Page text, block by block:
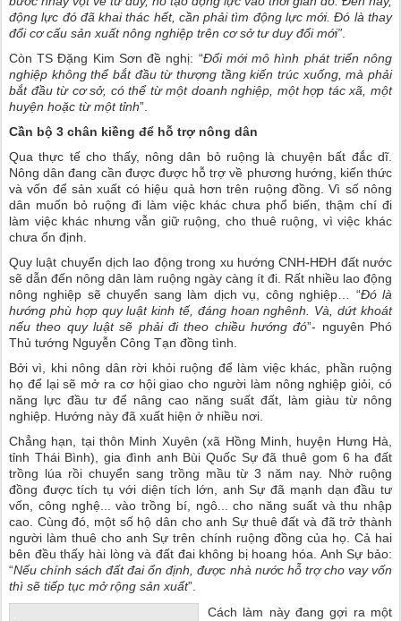
động lực đó đã khai thác hết, cần phải tìm động lực mới. Đó là thay
đổi cơ cấu sản xuất nông nghiệp trên cơ sở tư duy đổi mới”
Còn TS Đặng Kim Sơn đề nghị: “Đổi mới mô hình phát triển nông
nghiệp không thể bắt đầu từ thượng tầng kiến trúc xuống, mà phải
bắt đầu từ cơ sở, có thể từ một doanh nghiệp, một hợp tác xã, một
huyện hoặc từ một tỉnh”.
Cần bộ 3 chân kiềng để hỗ trợ nông dân
Qua thực tế cho thấy, nông dân bỏ ruộng là chuyện bất đắc dĩ.
Nông dân đang cần được được hỗ trợ về phương hướng, kiến thức
và vốn để sản xuất có hiệu quả hơn trên ruộng đồng. Vì số nông
dân muốn bỏ ruộng đi làm việc khác chưa phổ biến, thậm chí đi
làm việc khác nhưng vẫn giữ ruộng, cho thuê ruộng, vì việc khác
chưa ổn định.
Quy luật chuyển dịch lao động trong xu hướng CNH-HĐH đất nước
sẽ dẫn đến nông dân làm ruộng ngày càng ít đi. Rất nhiều lao động
nông nghiệp sẽ chuyển sang làm dịch vụ, công nghiệp… “Đó là
hướng phù hợp quy luật kinh tế, đáng hoan nghênh.
Và, dứt khoát
nếu theo quy luật sẽ phải đi theo chiều hướng đó”- nguyên Phó
Thủ tướng Nguyễn Công Tạn đồng tình.
Bởi vì, khi nông dân rời khỏi ruộng để làm việc khác, phần ruộng
họ để lại sẽ mở ra cơ hội giao cho người làm nông nghiệp giỏi, có
năng lực đầu tư để nâng cao năng suất đất, làm giàu từ nông
nghiệp. Hướng này đã xuất hiện ở nhiều nơi.
Chẳng hạn, tại thôn Minh Xuyên (xã Hồng Minh, huyện Hưng Hà,
tỉnh Thái Bình), gia đình anh Bùi Quốc Sự đã thuê gom 6 ha đất
trồng lúa rồi chuyển sang trồng mầu từ 3 năm nay. Nhờ ruộng
đồng được tích tụ với diện tích lớn, anh Sự đã mạnh dạn đầu tư
vốn, công nghệ... vào trồng bí, ngô... cho năng suất và thu nhập
cao. Cùng đó, một số hộ dân cho anh Sự thuê đất và đã trở thành
người làm thuê cho anh Sự trên chính ruộng đồng của họ. Cả hai
bên đều thấy hài lòng và đất đai không bị hoang hóa. Anh Sự bảo:
“Nếu chính sách đất đai ổn định, được nhà nước hỗ trợ cho vay vốn
thì sẽ tiếp tục mở rộng sản xuất”.
Cách làm này đang gợi ra một